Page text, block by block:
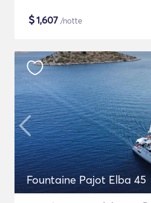
$1,607 /notte
Fountaine Pajot Elba 45